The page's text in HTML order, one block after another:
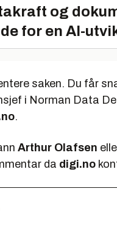
og
for en AI-
saken. Du får
i Norman Data
.
Arthur Olafsen
da digi.no